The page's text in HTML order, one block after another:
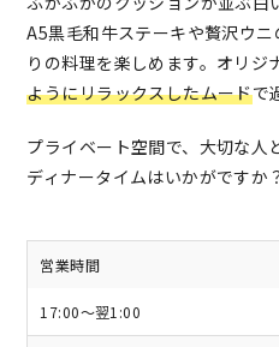
A5黒毛和牛ステーキや贅沢ウ
りの料理を楽しめます。オリジ
ようにリラックスしたムードで
プライベート空間で、大切な人
ディナータイムはいかがですか
営業時間
17:00～翌1:00